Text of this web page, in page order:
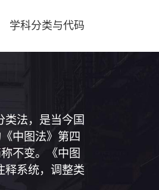
学科分类与代码
类法，是当今国
中图法》第四
不变。《中图
释系统，调整类